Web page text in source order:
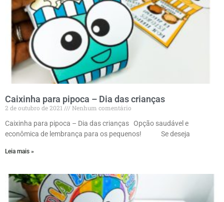
Caixinha para pipoca – Dia das crianças
2 de outubro de 2021
Nenhum comentário
Caixinha para pipoca – Dia das crianças Opção saudável e
econômica de lembrança para os pequenos! Se deseja
Leia mais »